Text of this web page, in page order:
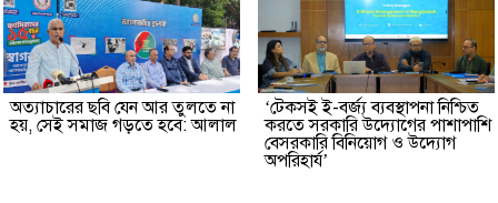
অত্যাচারের ছবি যেন আর তুলতে না
হয়, সেই সমাজ গড়তে হবে: আলাল
‘টেকসই ই-বর্জ্য ব্যবস্থাপনা নিশ্চিত
করতে সরকারি উদ্যোগের পাশাপাশি
বেসরকারি বিনিয়োগ ও উদ্যোগ
অপরিহার্য’